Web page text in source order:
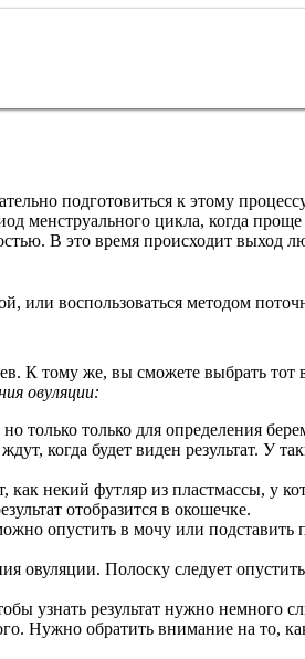
подготовиться к этому
менструального цикла, когда
В это время происходит
или воспользоваться методом
К тому же, вы сможете выбрать
овуляции:
только для определения
когда будет виден результат. У
некий футляр из пластмассы, у
отобразится в окошечке.
опустить в мочу или подставить
Полоску следует
результат нужно немного
Нужно обратить внимание на то,